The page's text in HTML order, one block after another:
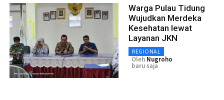
Warga Pulau Tidung
Wujudkan Merdeka
Kesehatan lewat
Layanan JKN
REGIONAL
Oleh Nugroho
baru saja